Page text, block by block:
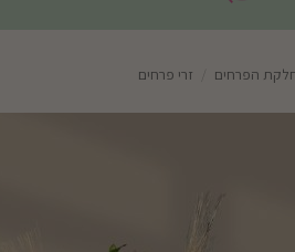
הפרחים זרי פרחים